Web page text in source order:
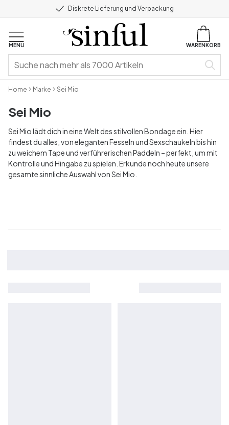
Diskrete Lieferung und Verpackung
MENU WARENKORB
Home Marke Sei Mio
Sei Mio
Sei Mio lädt dich in eine Welt des stilvollen Bondage ein. Hier
findest du alles, von eleganten Fesseln und Sexschaukeln bis hin
zu weichem Tape und verführerischen Paddeln – perfekt, um mit
Kontrolle und Hingabe zu spielen. Erkunde noch heute unsere
gesamte sinnliche Auswahl von Sei Mio.